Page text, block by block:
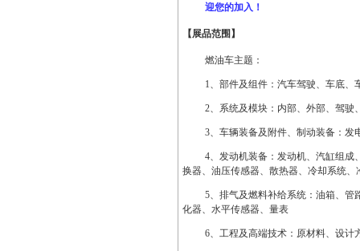
迎您的加入！
【展品范围】
燃油车主题：
1、部件及组件：汽车驾驶、车底、
2、系统及模块：内部、外部、驾驶
3、车辆装备及附件、制动装备：发
4、发动机装备：发动机、汽缸组成
换器、油压传感器、散热器、冷却系统、
5、排气及燃料补给系统：油箱、
化器、水平传感器、量表
6、工程及高端技术：原材料、设计